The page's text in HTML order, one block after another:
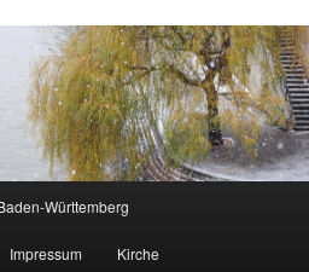
Württemberg
Impressum Kirche